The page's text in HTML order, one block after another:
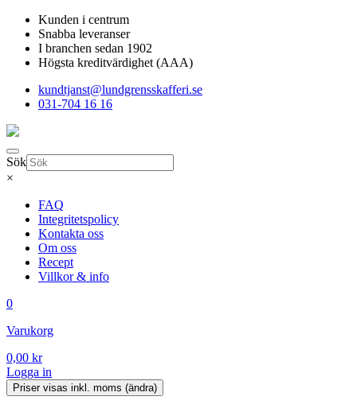
Kunden i centrum
Snabba leveranser
I branchen sedan 1902
Högsta kreditvärdighet (AAA)
kundtjanst@lundgrensskafferi.se
031-704 16 16
Sök
×
FAQ
Integritetspolicy
Kontakta oss
Om oss
Recept
Villkor & info
0
Varukorg
0,00 kr
Logga in